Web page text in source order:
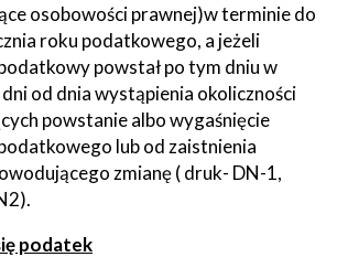
osobowości prawnej)w terminie do
roku podatkowego, a jeżeli
powstał po tym dniu w
od dnia wystąpienia okoliczności
powstanie albo wygaśnięcie
lub od zaistnienia
zmianę ( druk- DN-1,
podatek